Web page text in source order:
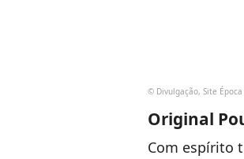
© Divulgação, Site
Original
Com espírito